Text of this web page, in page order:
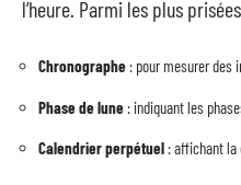
l’heure. Parmi les plus
Chronographe : pour mesurer des
Phase de lune : indiquant les
Calendrier perpétuel : affichant la